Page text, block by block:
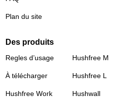
Plan du site
Des produits
Regles d’usage
À télécharger
Hushfree Work
Hushfree M
Hushfree L
Hushwall